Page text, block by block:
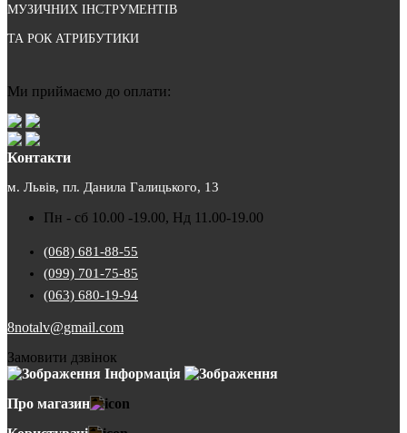
МУЗИЧНИХ ІНСТРУМЕНТІВ
ТА РОК АТРИБУТИКИ
Ми приймаємо до оплати:
Контакти
м. Львів, пл. Данила Галицького, 13
Пн - сб 10.00 -19.00, Нд 11.00-19.00
(068) 681-88-55
(099) 701-75-85
(063) 680-19-94
8notalv@gmail.com
Замовити дзвінок
Інформація
Про магазин